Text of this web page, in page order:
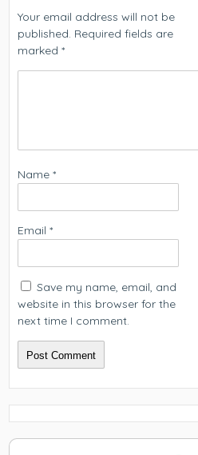
Your email address will not be
published. Required fields are
marked*
Name*
Email*
Save my name, email, and
website in this browser for the
next time I comment.